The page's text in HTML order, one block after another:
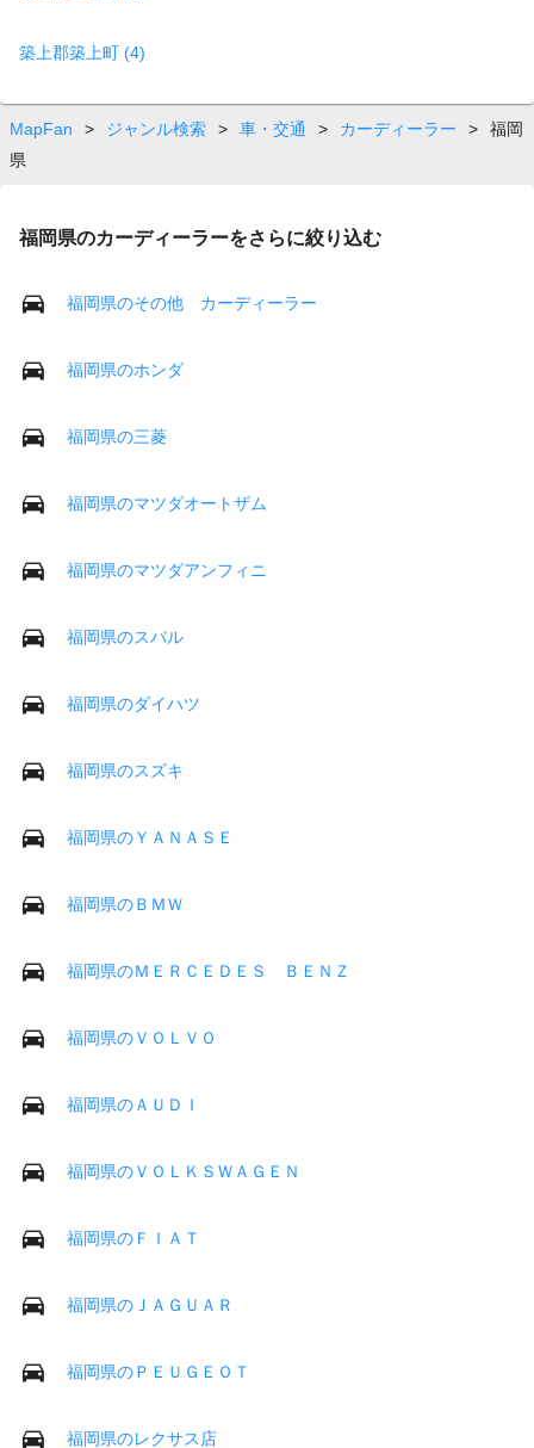
築上郡築上町 (4)
MapFan > ジャンル検索 > 車・交通 > カーディーラー >
福岡
県
福岡県のカーディーラーをさらに絞り込む
福岡県のその他 カーディーラー
福岡県のホンダ
福岡県の三菱
福岡県のマツダオートザム
福岡県のマツダアンフィニ
福岡県のスバル
福岡県のダイハツ
福岡県のスズキ
福岡県のＹＡＮＡＳＥ
福岡県のＢＭＷ
福岡県のＭＥＲＣＥＤＥＳ ＢＥＮＺ
福岡県のＶＯＬＶＯ
福岡県のＡＵＤＩ
福岡県のＶＯＬＫＳＷＡＧＥＮ
福岡県のＦＩＡＴ
福岡県のＪＡＧＵＡＲ
福岡県のＰＥＵＧＥＯＴ
福岡県のレクサス店